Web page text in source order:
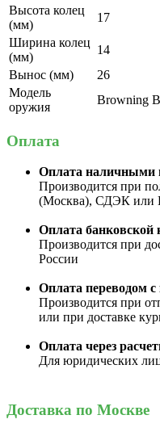
Высота колец
(мм)
17
Ширина колец
(мм)
14
Вынос (мм)
26
Модель
оружия
Browning
Оплата
Оплата наличными
Производится при
(Москва), СДЭК или
Оплата банковской
Производится при
России
Оплата переводом
Производится при
или при доставке
Оплата через
Для юридических лиц
Доставка по Москве